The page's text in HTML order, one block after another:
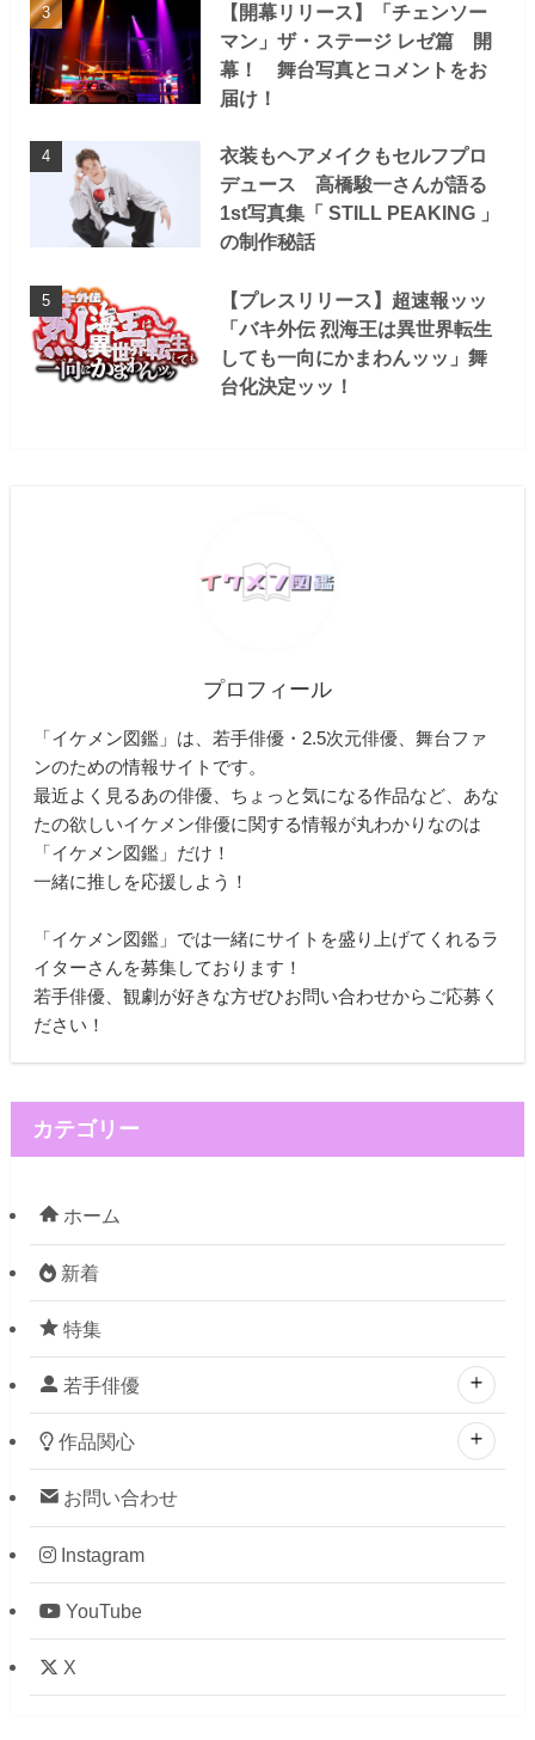
【開幕リリース】「チェンソー
マン」ザ・ステージ レゼ篇 開
幕！ 舞台写真とコメントをお
届け！
衣装もヘアメイクもセルフプロ
デュース 高橋駿一さんが語る
1st写真集「 STILL PEAKING 」
の制作秘話
【プレスリリース】超速報ッッ
「バキ外伝 烈海王は異世界転生
しても一向にかまわんッッ」舞
台化決定ッッ！
プロフィール
「イケメン図鑑」は、若手俳優・2.5次元俳優、舞台ファ
ンのための情報サイトです。
最近よく見るあの俳優、ちょっと気になる作品など、あな
たの欲しいイケメン俳優に関する情報が丸わかりなのは
「イケメン図鑑」だけ！
一緒に推しを応援しよう！
「イケメン図鑑」では一緒にサイトを盛り上げてくれるラ
イターさんを募集しております！
若手俳優、観劇が好きな方ぜひお問い合わせからご応募く
ださい！
カテゴリー
ホーム
新着
特集
若手俳優
作品関心
お問い合わせ
Instagram
YouTube
X